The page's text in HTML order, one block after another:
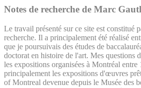
Notes de recherche de Marc
Le travail présenté sur ce site est constitué
recherche. Il a principalement été réalisé
que je poursuivais des études de
doctorat en histoire de l'art. Mes questions
les expositions organisées à Montréal entre
principalement les expositions d'œuvres
of Montreal devenue depuis le Musée des